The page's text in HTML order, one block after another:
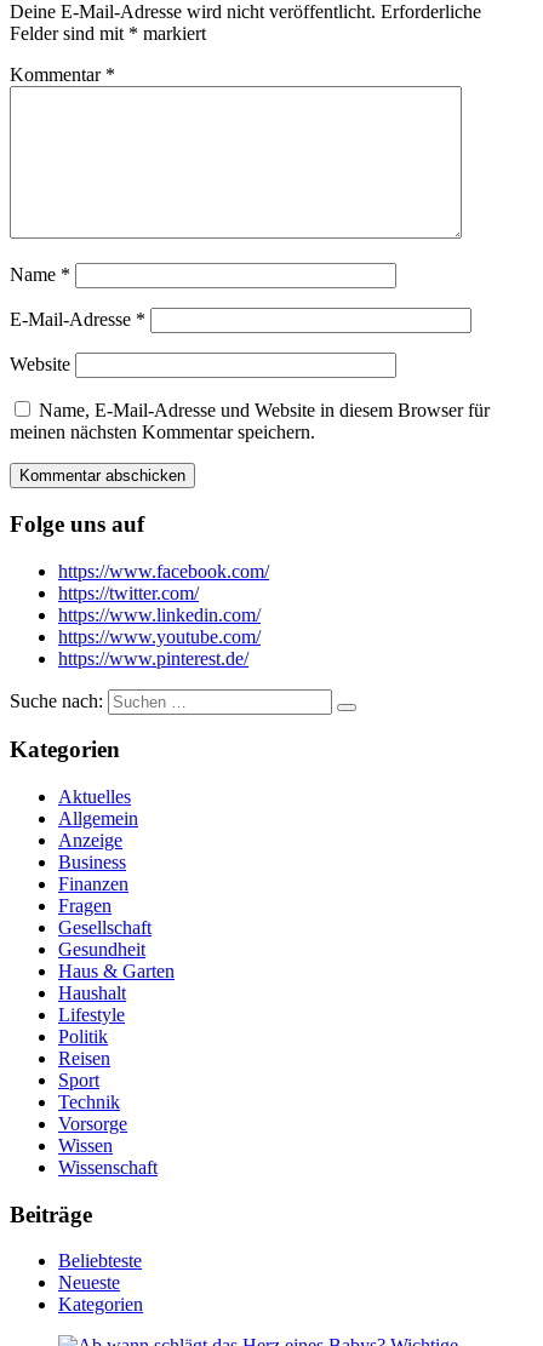
Deine E-Mail-Adresse wird nicht veröffentlicht. Erforderliche
Felder sind mit * markiert
Kommentar *
Name *
E-Mail-Adresse *
Website
Name, E-Mail-Adresse und Website in diesem Browser für
meinen nächsten Kommentar speichern.
Folge uns auf
https://www.facebook.com/
https://twitter.com/
https://www.linkedin.com/
https://www.youtube.com/
https://www.pinterest.de/
Suche nach:
Kategorien
Aktuelles
Allgemein
Anzeige
Business
Finanzen
Fragen
Gesellschaft
Gesundheit
Haus & Garten
Haushalt
Lifestyle
Politik
Reisen
Sport
Technik
Vorsorge
Wissen
Wissenschaft
Beiträge
Beliebteste
Neueste
Kategorien